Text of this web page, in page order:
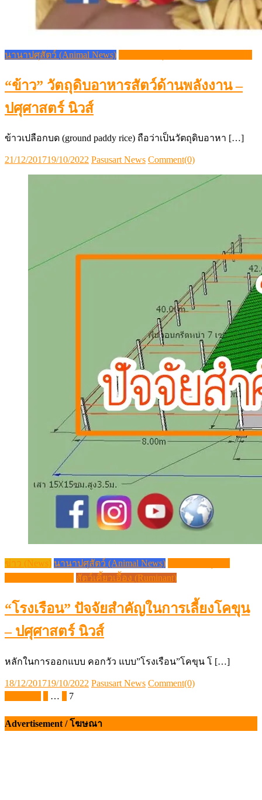
นานาปศุสัตว์ (Animal News)
“ข้าว” วัตถุดิบอาหารสัตว์ด้านพลังงาน –
ปศุศาสตร์ นิวส์
ข้าวเปลือกบด (ground paddy rice) ถือว่าเป็นวัตถุดิบอาหา […]
Posted
21/12/201719/10/2022 Author
Pasusart News Comment(0)
ข่าว (News) นานาปศุสัตว์ (Animal News)
สัตว์เคี้ยวเอื้อง (Ruminant)
“โรงเรือน” ปัจจัยสำคัญในการเลี้ยงโคขุน
– ปศุศาสตร์ นิวส์
หลักในการออกแบบ คอกวัว แบบ”โรงเรือน”โคขุน โ […]
Posted
on
18/12/201719/10/2022 Author
Pasusart News Comment(0)
Posts
… 7
Advertisement / โฆษณา